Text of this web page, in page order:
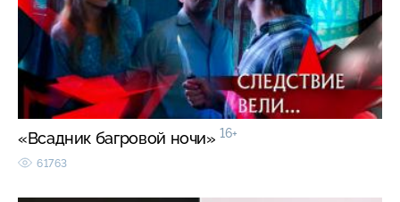
«Всадник багровой ночи» 16+
61763